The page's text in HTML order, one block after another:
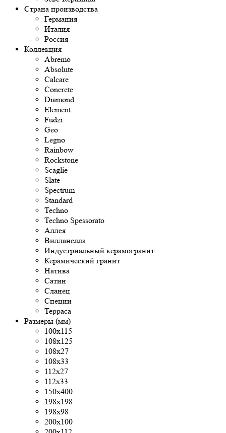
Страна производства
Германия
Италия
Россия
Коллекция
Abremo
Absolute
Calcare
Concrete
Diamond
Element
Fudzi
Geo
Legno
Rainbow
Rockstone
Scaglie
Slate
Spectrum
Standard
Techno
Techno Spessorato
Аллея
Вилланелла
Индустриальный керамогранит
Керамический гранит
Натива
Сатин
Сланец
Специи
Терраса
Размеры (мм)
100x115
108x125
108х27
108х33
112х27
112х33
150х400
198x198
198x98
200x100